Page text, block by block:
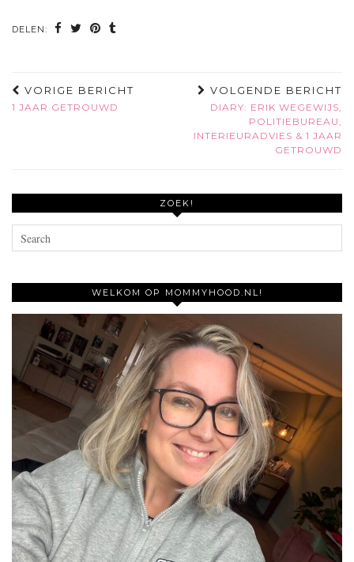
DELEN:
VORIGE BERICHT
1 JAAR GETROUWD
VOLGENDE BERICHT
DIARY: ERIK WEGEWIJS,
POLITIEBUREAU,
INTERIEURADVIES & 1 JAAR
GETROUWD
ZOEK!
WELKOM OP MOMMYHOOD.NL!